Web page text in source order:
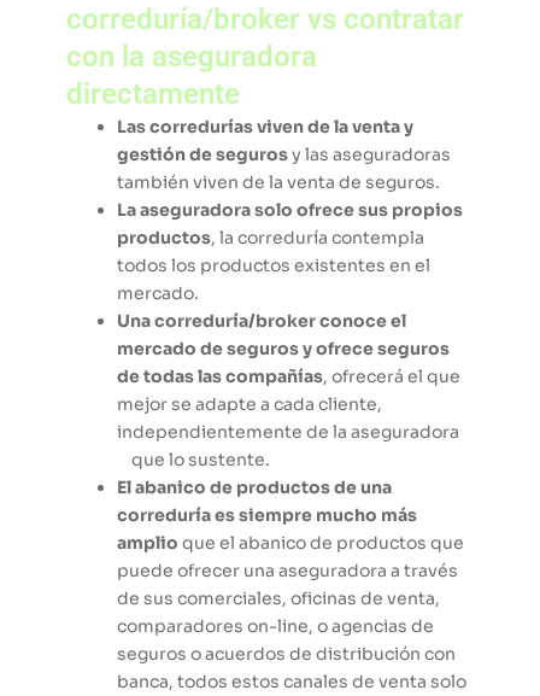
correduría/broker vs contratar
con la aseguradora
directamente
Las corredurías viven de la venta y
gestión de segurosy las aseguradoras
también viven de la venta de seguros.
La aseguradora solo ofrece sus propios
productos, la correduría contempla
todos los productos existentes en el
mercado.
Una correduría/broker conoce el
mercado de seguros y ofrece seguros
de todas las compañías, ofrecerá el que
mejor se adapte a cada cliente,
independientemente de la aseguradora
que lo sustente.
El abanico de productos de una
correduría es siempre mucho más
amplio que el abanico de productos que
puede ofrecer una aseguradora a través
de sus comerciales, oficinas de venta,
comparadores on-line, o agencias de
seguros o acuerdos de distribución con
banca, todos estos canales de venta solo